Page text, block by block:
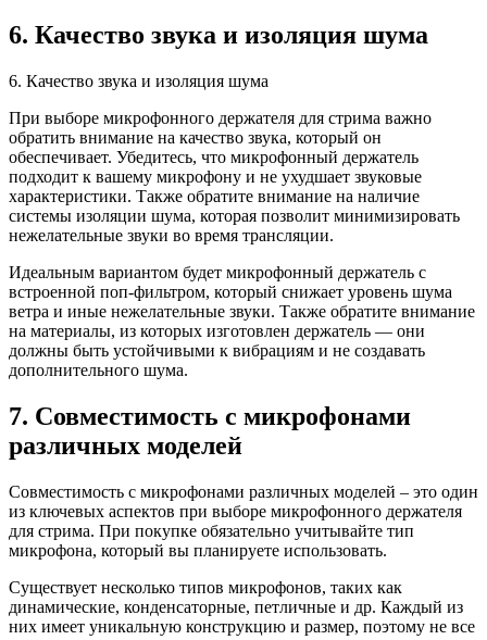
6. Качество звука и изоляция шума
6. Качество звука и изоляция шума
При выборе микрофонного держателя для стрима важно
обратить внимание на качество звука, который он
обеспечивает. Убедитесь, что микрофонный держатель
подходит к вашему микрофону и не ухудшает звуковые
характеристики. Также обратите внимание на наличие
системы изоляции шума, которая позволит минимизировать
нежелательные звуки во время трансляции.
Идеальным вариантом будет микрофонный держатель с
встроенной поп-фильтром, который снижает уровень шума
ветра и иные нежелательные звуки. Также обратите внимание
на материалы, из которых изготовлен держатель — они
должны быть устойчивыми к вибрациям и не создавать
дополнительного шума.
7. Совместимость с микрофонами
различных моделей
Совместимость с микрофонами различных моделей – это один
из ключевых аспектов при выборе микрофонного держателя
для стрима. При покупке обязательно учитывайте тип
микрофона, который вы планируете использовать.
Существует несколько типов микрофонов, таких как
динамические, конденсаторные, петличные и др. Каждый из
них имеет уникальную конструкцию и размер, поэтому не все